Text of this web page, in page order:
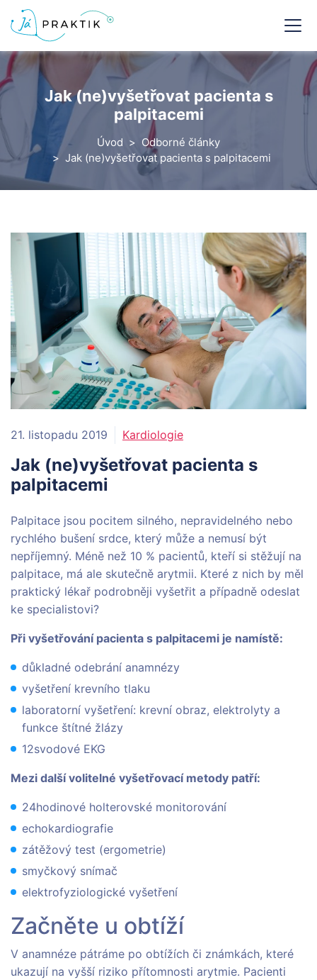
Jak (ne)vyšetřovat pacienta s
palpitacemi
Úvod
Odborné články
Jak (ne)vyšetřovat pacienta s palpitacemi
21. listopadu 2019 Kardiologie
Jak (ne)vyšetřovat pacienta s
palpitacemi
Palpitace jsou pocitem silného, nepravidelného nebo
rychlého bušení srdce, který může a nemusí být
nepříjemný. Méně než 10 % pacientů, kteří si stěžují na
palpitace, má ale skutečně arytmii. Které z nich by měl
praktický lékař podrobněji vyšetřit a případně odeslat
ke specialistovi?
Při vyšetřování pacienta s palpitacemi je namístě:
důkladné odebrání anamnézy
vyšetření krevního tlaku
laboratorní vyšetření: krevní obraz, elektrolyty a
funkce štítné žlázy
12svodové EKG
Mezi další volitelné vyšetřovací metody patří:
24hodinové holterovské monitorování
echokardiografie
zátěžový test (ergometrie)
smyčkový snímač
elektrofyziologické vyšetření
Začněte u obtíží
V anamnéze pátráme po obtížích či známkách, které
ukazují na vyšší riziko přítomnosti arytmie. Pacienti